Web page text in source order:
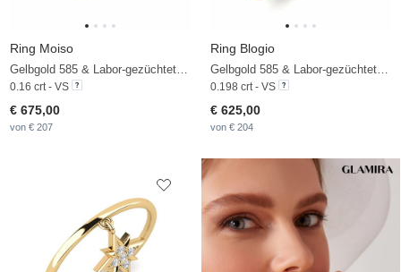
Ring Moiso
Gelbgold 585 & Labor-gezüchteter Diamant
0.16 crt - VS
€ 675,00
von € 207
Ring Blogio
Gelbgold 585 & Labor-gezüchteter Diamant
0.198 crt - VS
€ 625,00
von € 204